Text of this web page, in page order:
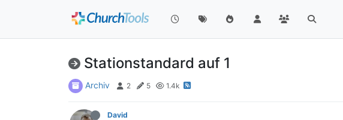
Stationstandard auf 1
Archiv 2 5 1.4k
David